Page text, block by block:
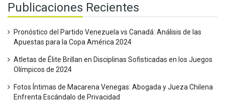
Publicaciones Recientes
Pronóstico del Partido Venezuela vs Canadá: Análisis de las
Apuestas para la Copa América 2024
Atletas de Élite Brillan en Disciplinas Sofisticadas en los Juegos
Olímpicos de 2024
Fotos Íntimas de Macarena Venegas: Abogada y Jueza Chilena
Enfrenta Escándalo de Privacidad